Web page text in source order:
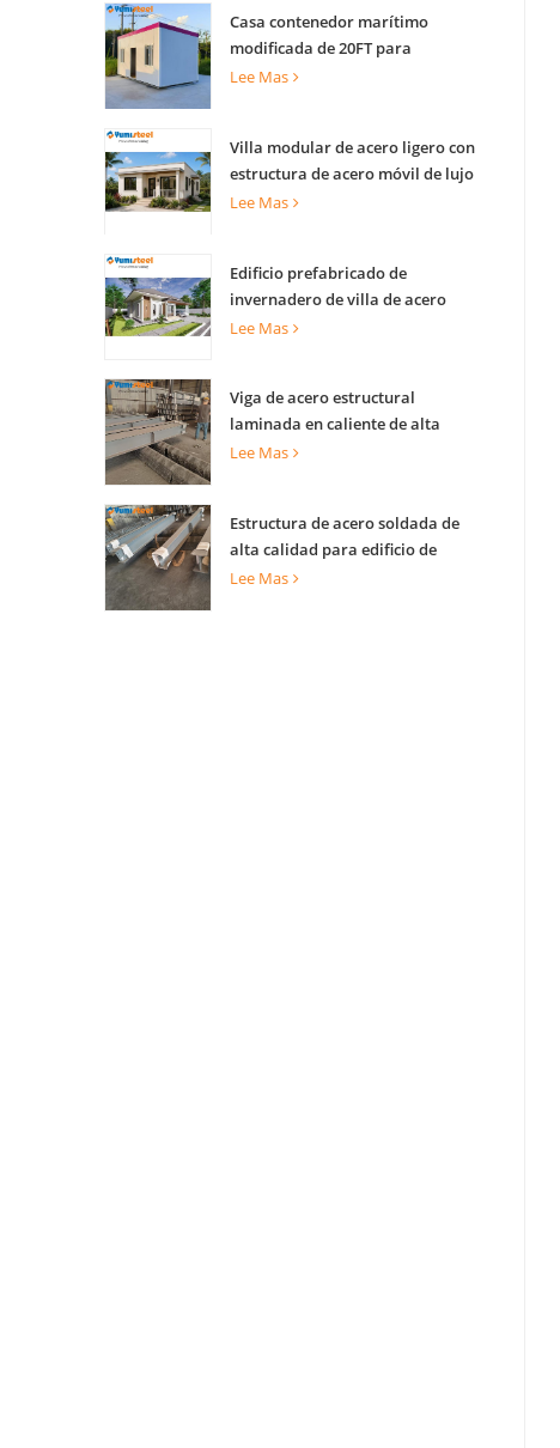
Casa contenedor marítimo
modificada de 20FT para
apartamentos
Lee Mas
Villa modular de acero ligero con
estructura de acero móvil de lujo
Lee Mas
Edificio prefabricado de
invernadero de villa de acero
ligero para complejo turístico
Lee Mas
Viga de acero estructural
laminada en caliente de alta
capacidad de carga para soporte
Lee Mas
Estructura de acero soldada de
alta calidad para edificio de
construcción
Lee Mas